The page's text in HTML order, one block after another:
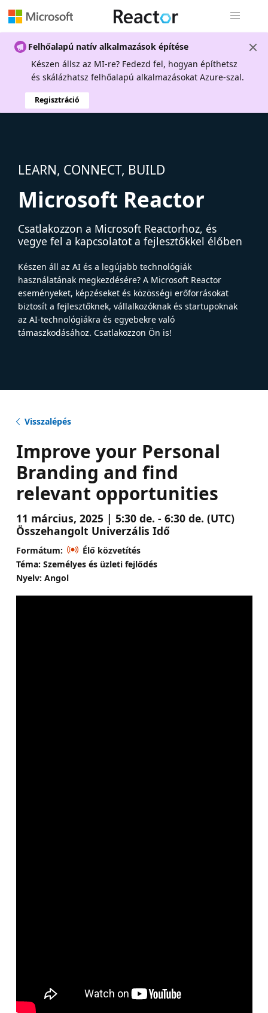
Felhőalapú natív alkalmazások építése
Készen állsz az MI-re? Fedezd fel, hogyan építhetsz
és skálázhatsz felhőalapú alkalmazásokat Azure-szal.
Regisztráció
LEARN, CONNECT, BUILD
Microsoft Reactor
Csatlakozzon a Microsoft Reactorhoz, és
vegye fel a kapcsolatot a fejlesztőkkel élőben
Készen áll az AI és a legújabb technológiák
használatának megkezdésére? A Microsoft Reactor
eseményeket, képzéseket és közösségi erőforrásokat
biztosít a fejlesztőknek, vállalkozóknak és startupoknak
az AI-technológiákra és egyebekre való
támaszkodásához. Csatlakozzon Ön is!
Visszalépés
Improve your Personal
Branding and find
relevant opportunities
11 március, 2025 | 5:30 de. - 6:30 de. (UTC)
Összehangolt Univerzális Idő
Formátum:
Élő közvetítés
Téma: Személyes és üzleti fejlődés
Nyelv: Angol